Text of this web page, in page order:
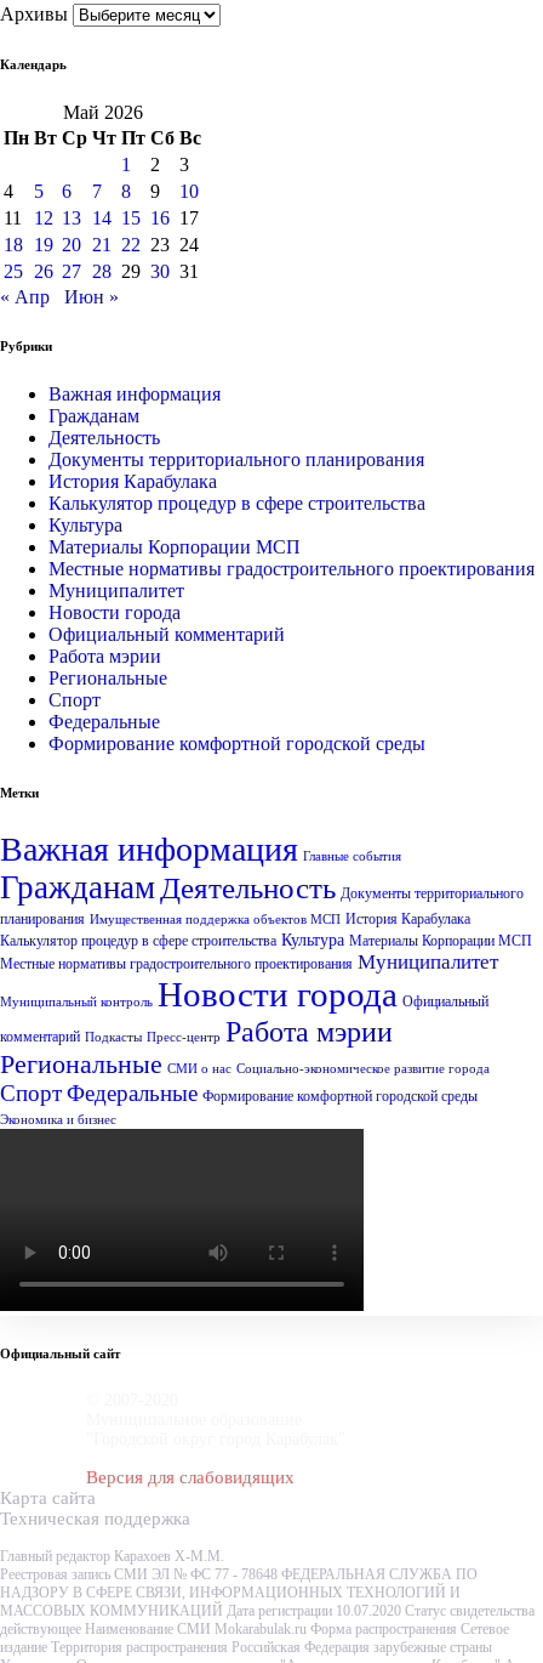
Архивы
Календарь
Май 2026
Пн Вт Ср Чт Пт Сб Вс
1
2
3
4
5 6 7 8 9
10
11
12 13 14 15 16 17
18 19 20 21 22 23 24
25 26 27 28 29 30 31
« Апр
Июн »
Рубрики
Важная информация
Гражданам
Деятельность
Документы территориального планирования
История Карабулака
Калькулятор процедур в сфере строительства
Культура
Материалы Корпорации МСП
Местные нормативы градостроительного проектирования
Муниципалитет
Новости города
Официальный комментарий
Работа мэрии
Региональные
Спорт
Федеральные
Формирование комфортной городской среды
Метки
Важная информация Главные события
Гражданам Деятельность Документы территориального
планирования Имущественная поддержка объектов МСП История Карабулака
Калькулятор процедур в сфере строительства Культура Материалы Корпорации МСП
Местные нормативы градостроительного проектирования Муниципалитет
Муниципальный контроль Новости города Официальный
комментарий Подкасты Пресс-центр Работа мэрии
Региональные СМИ о нас Социально-экономическое развитие города
СпортФедеральные Формирование комфортной городской среды
Экономика и бизнес
Официальный сайт
Версия для слабовидящих
Карта сайта
Техническая поддержка
Главный редактор Карахоев Х-М.М.
Реестровая запись СМИ ЭЛ № ФС 77 - 78648 ФЕДЕРАЛЬНАЯ СЛУЖБА ПО
НАДЗОРУ В СФЕРЕ СВЯЗИ, ИНФОРМАЦИОННЫХ ТЕХНОЛОГИЙ И
МАССОВЫХ КОММУНИКАЦИЙ Дата регистрации 10.07.2020 Статус свидетельства
действующее Наименование СМИ Mokarabulak.ru Форма распространения Сетевое
издание Территория распространения Российская Федерация зарубежные страны